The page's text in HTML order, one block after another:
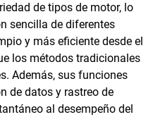
de tipos de motor, lo
sencilla de diferentes
y más eficiente desde el
los métodos tradicionales
Además, sus funciones
de datos y rastreo de
al desempeño del